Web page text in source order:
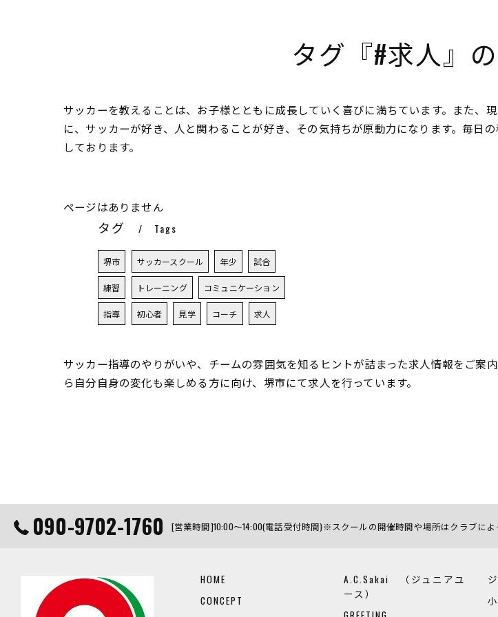
タグ『#求人』
サッカーを教えることは、お子様とともに成長していく喜びに満ちています。また、
に、サッカーが好き、人と関わることが好き、その気持ちが原動力になります。毎日
しております。
ページはありません
タグ Tags
堺市 サッカースクール 年少 試合
練習 トレーニング コミュニケーション
指導 初心者 見学 コーチ 求人
サッカー指導のやりがいや、チームの雰囲気を知るヒントが詰まった求人情報をご案
ら自分自身の変化も楽しめる方に向け、堺市にて求人を行っています。
090-9702-1760 [営業時間]10:00～14:00(電話受付時間)※スクールの開催時間や場所はクラブに
HOME
CONCEPT
A.C.Sakai （ジュニアユ
ース）